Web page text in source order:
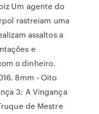
Um agente do
rastreiam uma
assaltos a
e
o dinheiro.
8mm - Oito
3: A Vingança
de Mestre